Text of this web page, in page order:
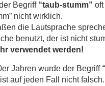
Begriff “taub-stumm”
nicht wirklich.
die Lautsprache
benutzt, der ist nicht
verwendet werden!
Jahren wurde der Begriff
auf jeden Fall nicht